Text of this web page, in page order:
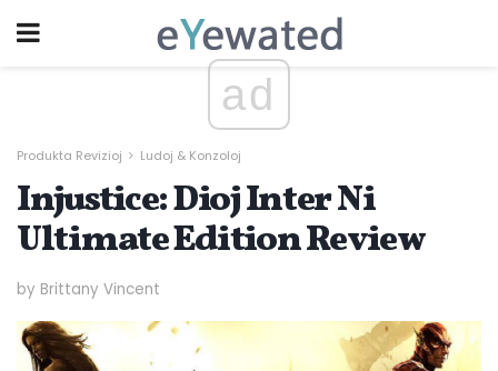
ad
Produkta Revizioj Ludoj & Konzoloj
Injustice: Dioj Inter Ni
Ultimate Edition Review
by Brittany Vincent